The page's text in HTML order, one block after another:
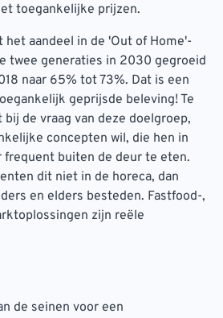
toegankelijke prijzen.
het aandeel in de 'Out of Home'-
twee generaties in 2030 gegroeid
naar 65% tot 73%. Dat is een
geprijsde beleving! Te
de vraag van deze doelgroep,
concepten wil, die hen in
frequent buiten de deur te eten.
dit niet in de horeca, dan
en elders besteden. Fastfood-,
zijn reële
de seinen voor een